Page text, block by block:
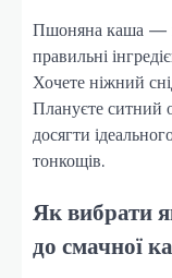
Пшоняна каша —
правильні
Хочете ніжний
Плануєте ситний
досягти
тонкощів.
Як вибрати
до смачної